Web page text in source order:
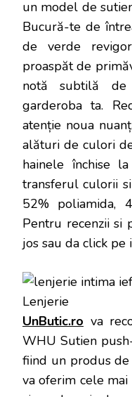
un model de
Bucură-te de
de verde
proaspăt de
notă subtilă
garderoba ta.
atenție noua
alături de culori
hainele închise
transferul culorii si
52% poliamida,
Pentru recenzii si
jos sau da click pe
UnButic.ro va
WHU Sutien
fiind un produs de
va oferim cele